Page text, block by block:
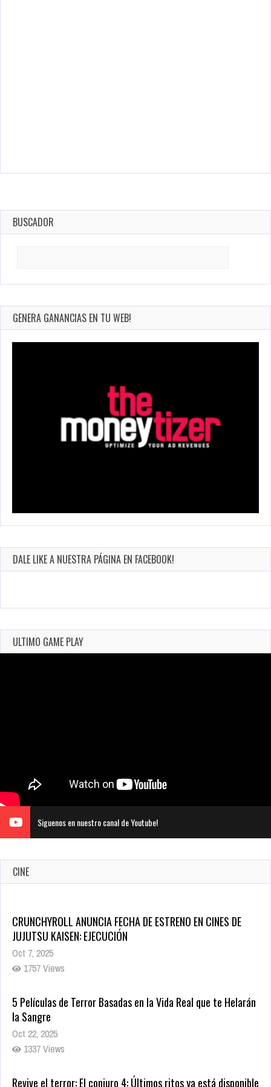
BUSCADOR
GENERA GANANCIAS EN TU WEB!
DALE LIKE A NUESTRA PÁGINA EN FACEBOOK!
ULTIMO GAME PLAY
Siguenos en nuestro canal de Youtube!
CINE
CRUNCHYROLL ANUNCIA FECHA DE ESTRENO EN CINES DE
JUJUTSU KAISEN: EJECUCIÓN
Oct 7, 2025
1757 Views
5 Películas de Terror Basadas en la Vida Real que te Helarán
la Sangre
Oct 22, 2025
1337 Views
Revive el terror: El conjuro 4: Últimos ritos ya está disponible